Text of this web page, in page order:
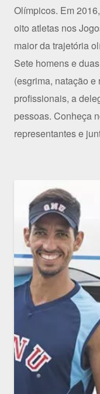
Olímpicos. Em
oito atletas nos
maior da trajetória
Sete homens e
(esgrima, natação
profissionais, a
pessoas. Conheça
representantes e